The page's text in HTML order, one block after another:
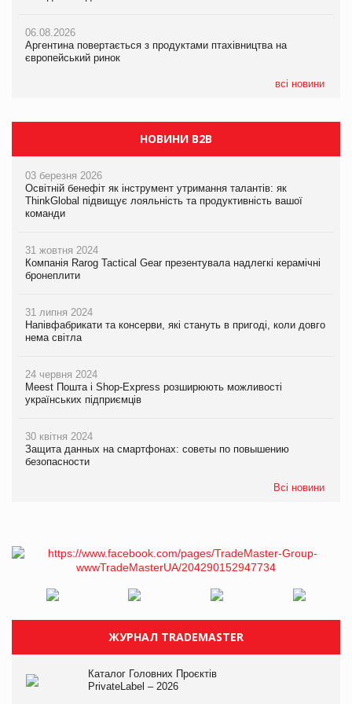
06.08.2026
Аргентина повертається з продуктами птахівництва на
європейський ринок
всі новини
Смачне поповнення дитячого меню: у VARUS з’явилися
новинки від ТМ ТОКЕРИ
06.08.2026
Аргентина повертається з продуктами птахівництва на
європейський ринок
НОВИНИ B2B
03 березня 2026
Освітній бенефіт як інструмент утримання талантів: як
ThinkGlobal підвищує лояльність та продуктивність вашої
команди
31 жовтня 2024
Компанія Rarog Tactical Gear презентувала надлегкі керамічні
бронеплити
31 липня 2024
Напівфабрикати та консерви, які стануть в пригоді, коли довго
нема світла
24 червня 2024
Meest Пошта і Shop-Express розширюють можливості
українських підприємців
30 квітня 2024
Защита данных на смартфонах: советы по повышению
безопасности
Всі новини
ЖУРНАЛ TRADEMASTER
Каталог Головних Проєктів
PrivateLabel – 2026